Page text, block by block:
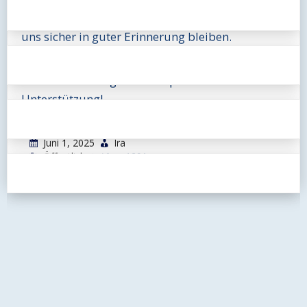
uns sicher in guter Erinnerung bleiben.
Unterstützung!
Juni 1, 2025
Ira
Öffentlich
View 1291